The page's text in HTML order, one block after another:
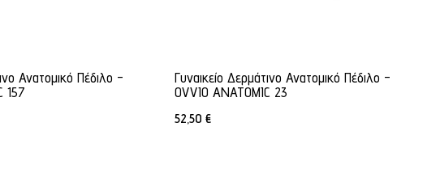
Ανατομικό Πέδιλο -
157
Γυναικείο Δερμάτινο Ανατομικό Πέδιλο -
OVVIO ANATOMIC 23
52,50 €